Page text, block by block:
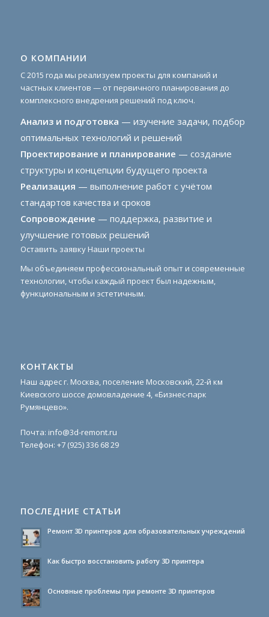
О КОМПАНИИ
С 2015 года мы реализуем проекты для компаний и
частных клиентов — от первичного планирования до
комплексного внедрения решений под ключ.
Анализ и подготовка — изучение задачи, подбор
оптимальных технологий и решений
Проектирование и планирование — создание
структуры и концепции будущего проекта
Реализация — выполнение работ с учётом
стандартов качества и сроков
Сопровождение — поддержка, развитие и
улучшение готовых решений
Оставить заявку Наши проекты
Мы объединяем профессиональный опыт и современные
технологии, чтобы каждый проект был надежным,
функциональным и эстетичным.
КОНТАКТЫ
Наш адрес г. Москва, поселение Московский, 22-й км
Киевского шоссе домовладение 4, «Бизнес-парк
Румянцево».
Почта: info@3d-remont.ru
Телефон: +7 (925) 336 68 29
ПОСЛЕДНИЕ СТАТЬИ
Ремонт 3D принтеров для образовательных учреждений
Как быстро восстановить работу 3D принтера
Основные проблемы при ремонте 3D принтеров